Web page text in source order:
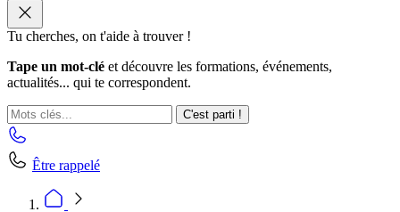
Tu cherches, on t'aide à trouver !
Tape un mot-clé et découvre les formations, événements,
actualités... qui te correspondent.
C'est parti !
Être rappelé